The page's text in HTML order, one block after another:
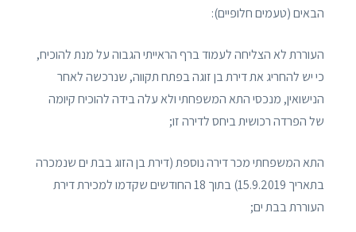
הבאים (טעמים חלופיים):
העוררת לא הצליחה לעמוד ברף הראייתי הגבוה על מנת להוכיח,
כי יש להחריג את דירת בן זוגה בפתח תקווה, שנרכשה לאחר
הנישואין, מנכסי התא המשפחתי ולא עלה בידה להוכיח קיומה
של הפרדה רכושית ביחס לדירה זו;
התא המשפחתי מכר דירה נוספת (דירת בן הזוג בבת ים שנמכרה
בתאריך 15.9.2019) בתוך 18 החודשים שקדמו למכירת דירת
העוררת בבת ים;